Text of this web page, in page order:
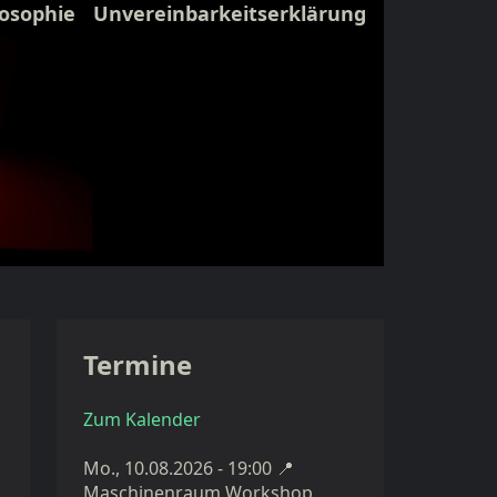
Unvereinbarkeitserklärung
Termine
Zum Kalender
Mo., 10.08.2026 - 19:00 📍